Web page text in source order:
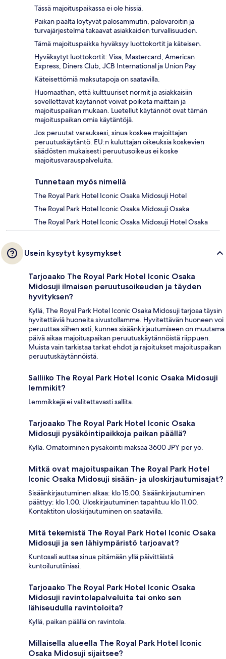
Tässä majoituspaikassa ei ole hissiä.
Paikan päältä löytyvät palosammutin, palovaroitin ja
turvajärjestelmä takaavat asiakkaiden turvallisuuden.
Tämä majoituspaikka hyväksyy luottokortit ja käteisen.
Hyväksytyt luottokortit: Visa, Mastercard, American
Express, Diners Club, JCB International ja Union Pay
Käteisettömiä maksutapoja on saatavilla.
Huomaathan, että kulttuuriset normit ja asiakkaisiin
sovellettavat käytännöt voivat poiketa maittain ja
majoituspaikan mukaan. Luetellut käytännöt ovat tämän
majoituspaikan omia käytäntöjä.
Jos peruutat varauksesi, sinua koskee majoittajan
peruutuskäytäntö. EU:n kuluttajan oikeuksia koskevien
säädösten mukaisesti peruutusoikeus ei koske
majoitusvarauspalveluita.
Tunnetaan myös nimellä
The Royal Park Hotel Iconic Osaka Midosuji Hotel
The Royal Park Hotel Iconic Osaka Midosuji Osaka
The Royal Park Hotel Iconic Osaka Midosuji Hotel Osaka
Usein kysytyt kysymykset
Tarjoaako The Royal Park Hotel Iconic Osaka
Midosuji ilmaisen peruutusoikeuden ja täyden
hyvityksen?
Kyllä, The Royal Park Hotel Iconic Osaka Midosuji tarjoaa täysin
hyvitettäviä huoneita sivustollamme. Hyvitettävän huoneen voi
peruuttaa siihen asti, kunnes sisäänkirjautumiseen on muutama
päivä aikaa majoituspaikan peruutuskäytännöistä riippuen.
Muista vain tarkistaa tarkat ehdot ja rajoitukset majoituspaikan
peruutuskäytännöistä.
Salliiko The Royal Park Hotel Iconic Osaka Midosuji
lemmikit?
Lemmikkejä ei valitettavasti sallita.
Tarjoaako The Royal Park Hotel Iconic Osaka
Midosuji pysäköintipaikkoja paikan päällä?
Kyllä. Omatoiminen pysäköinti maksaa 3600 JPY per yö.
Mitkä ovat majoituspaikan The Royal Park Hotel
Iconic Osaka Midosuji sisään- ja uloskirjautumisajat?
Sisäänkirjautuminen alkaa: klo 15.00. Sisäänkirjautuminen
päättyy: klo 1.00. Uloskirjautuminen tapahtuu klo 11.00.
Kontaktiton uloskirjautuminen on saatavilla.
Mitä tekemistä The Royal Park Hotel Iconic Osaka
Midosuji ja sen lähiympäristö tarjoavat?
Kuntosali auttaa sinua pitämään yllä päivittäistä
kuntoilurutiiniasi.
Tarjoaako The Royal Park Hotel Iconic Osaka
Midosuji ravintolapalveluita tai onko sen
lähiseudulla ravintoloita?
Kyllä, paikan päällä on ravintola.
Millaisella alueella The Royal Park Hotel Iconic
Osaka Midosuji sijaitsee?